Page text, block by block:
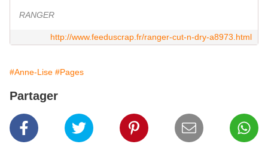
RANGER
http://www.feeduscrap.fr/ranger-cut-n-dry-a8973.html
#Anne-Lise #Pages
Partager